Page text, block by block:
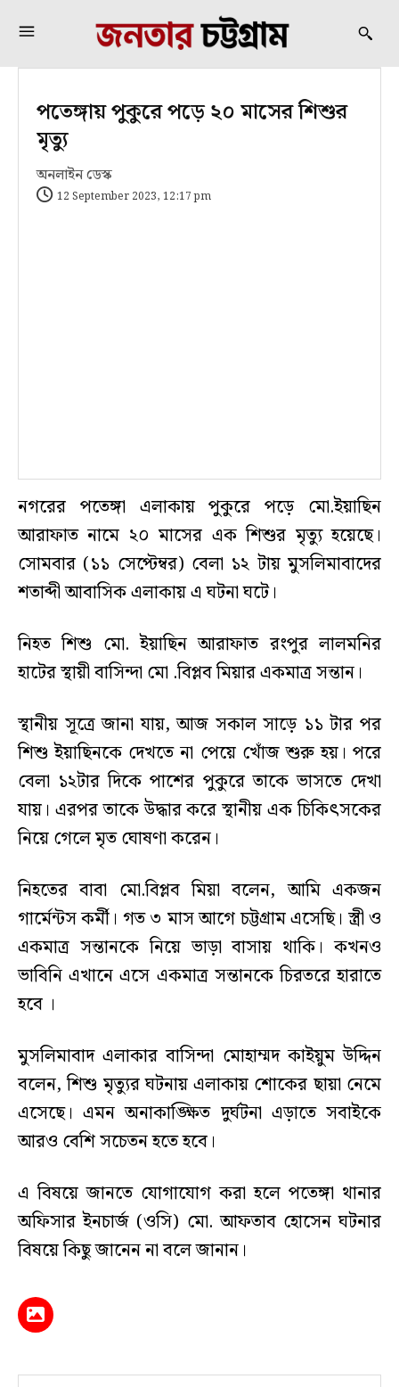
পতেঙ্গায় পুকুরে পড়ে ২০ মাসের শিশুর
মৃত্যু
অনলাইন ডেস্ক
12 September 2023, 12:17 pm
নগরের পতেঙ্গা এলাকায় পুকুরে পড়ে মো.ইয়াছিন
আরাফাত নামে ২০ মাসের এক শিশুর মৃত্যু হয়েছে।
সোমবার (১১ সেপ্টেম্বর) বেলা ১২ টায় মুসলিমাবাদের
শতাব্দী আবাসিক এলাকায় এ ঘটনা ঘটে।
নিহত শিশু মো. ইয়াছিন আরাফাত রংপুর লালমনির
হাটের স্থায়ী বাসিন্দা মো .বিপ্লব মিয়ার একমাত্র সন্তান।
স্থানীয় সূত্রে জানা যায়, আজ সকাল সাড়ে ১১ টার পর
শিশু ইয়াছিনকে দেখতে না পেয়ে খোঁজ শুরু হয়। পরে
বেলা ১২টার দিকে পাশের পুকুরে তাকে ভাসতে দেখা
যায়। এরপর তাকে উদ্ধার করে স্থানীয় এক চিকিৎসকের
নিয়ে গেলে মৃত ঘোষণা করেন।
নিহতের বাবা মো.বিপ্লব মিয়া বলেন, আমি একজন
গার্মেন্টস কর্মী। গত ৩ মাস আগে চট্টগ্রাম এসেছি। স্ত্রী ও
একমাত্র সন্তানকে নিয়ে ভাড়া বাসায় থাকি। কখনও
ভাবিনি এখানে এসে একমাত্র সন্তানকে চিরতরে হারাতে
হবে ।
মুসলিমাবাদ এলাকার বাসিন্দা মোহাম্মদ কাইয়ুম উদ্দিন
বলেন, শিশু মৃত্যুর ঘটনায় এলাকায় শোকের ছায়া নেমে
এসেছে। এমন অনাকাঙ্ক্ষিত দুর্ঘটনা এড়াতে সবাইকে
আরও বেশি সচেতন হতে হবে।
এ বিষয়ে জানতে যোগাযোগ করা হলে পতেঙ্গা থানার
অফিসার ইনচার্জ (ওসি) মো. আফতাব হোসেন ঘটনার
বিষয়ে কিছু জানেন না বলে জানান।